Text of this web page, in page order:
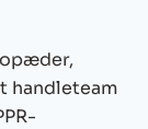
handleteam